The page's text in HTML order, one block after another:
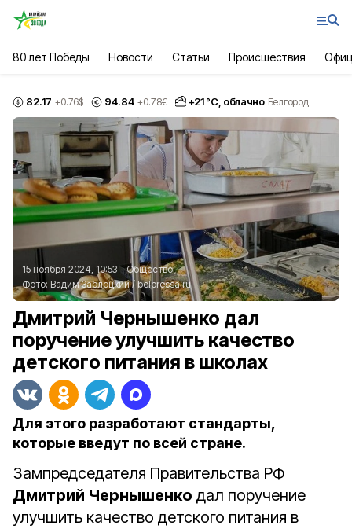
80 лет Победы Новости Статьи Происшествия
82.17 +0.76$ 94.84 +0.78€ +21°С, облачно Белгород
15 ноября 2024, 10:53
Общество
Фото: Вадим Заблоцкий / belpressa.ru
Дмитрий Чернышенко дал
поручение улучшить качество
детского питания в школах
Для этого разработают стандарты,
которые введут по всей стране.
Зампредседателя Правительства РФ
Дмитрий Чернышенко дал поручение
улучшить качество детского питания в